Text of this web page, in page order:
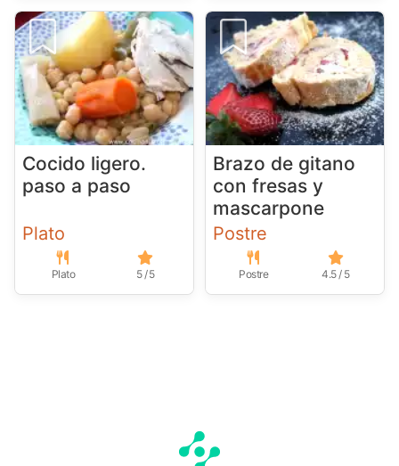
Cocido ligero.
paso a paso
Plato
Plato 5 / 5
Brazo de gitano
con fresas y
mascarpone
Postre
Postre 4.5 / 5